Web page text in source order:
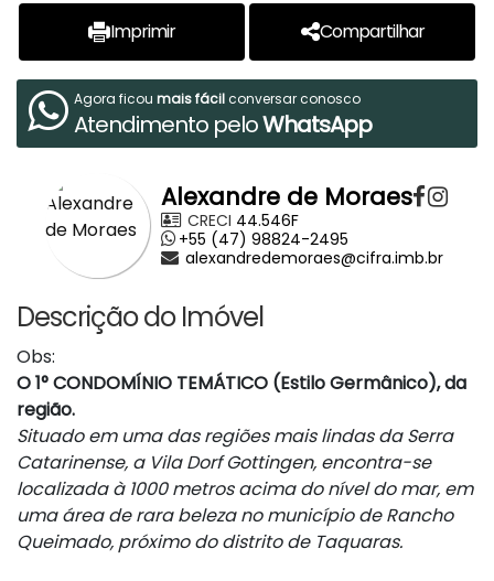
Imprimir Compartilhar
Agora ficou mais fácilconversar conosco
Atendimento peloWhatsApp
Alexandre de Moraes
CRECI 44.546F
+55 (47) 98824-2495
alexandredemoraes@cifra.imb.br
Descrição do Imóvel
Obs:
O 1° CONDOMÍNIO TEMÁTICO (Estilo Germânico), da
região.
Situado em uma das regiões mais lindas da Serra
Catarinense, a Vila Dorf Gottingen, encontra-se
localizada à 1000 metros acima do nível do mar, em
uma área de rara beleza no município de Rancho
Queimado, próximo do distrito de Taquaras.